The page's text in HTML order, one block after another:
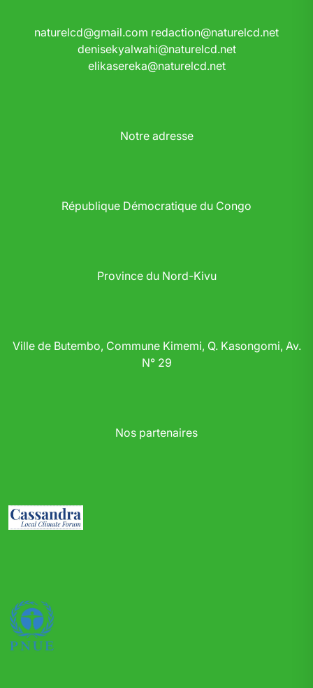
naturelcd@gmail.com redaction@naturelcd.net
denisekyalwahi@naturelcd.net
elikasereka@naturelcd.net
Notre adresse
République Démocratique du Congo
Province du Nord-Kivu
Ville de Butembo, Commune Kimemi, Q. Kasongomi, Av.
N° 29
Nos partenaires